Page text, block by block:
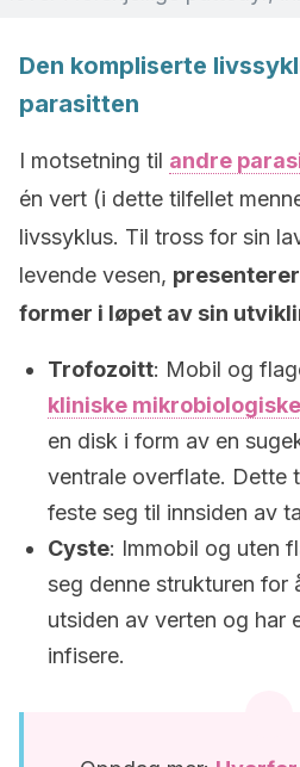
Den kompliserte
parasitten
I motsetning til andre
én vert (i dette tilfellet
livssyklus. Til tross for sin
levende vesen,
former i løpet av sin
Trofozoitt: Mobil og
kliniske
en disk i form av en
ventrale overflate. Dette
feste seg til innsiden av
Cyste: Immobil og uten
seg denne strukturen for
utsiden av verten og har
infisere.